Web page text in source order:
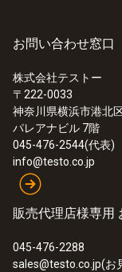
お問い合わせ窓口
株式会社テストー
〒222-0033
神奈川県横浜市港北
パレアナビル 7階
045-476-2544(代表)
info@testo.co.jp
販売代理店様専用
045-476-2288
sales@testo.co.jp(お